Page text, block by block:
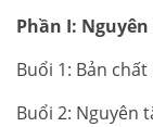
Phần I:
Buổi 1: Bản
Buổi 2: Nguyên